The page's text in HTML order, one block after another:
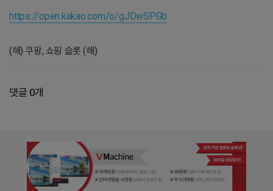
https://open.kakao.com/o/gJDwSPGb
(해) 쿠팡, 쇼핑 슬롯 (해)
댓글 0개